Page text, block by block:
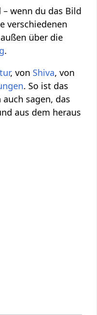
wenn du das Bild
verschiedenen
über die
.
, von Shiva, von
. So ist das
sagen, das
aus dem heraus